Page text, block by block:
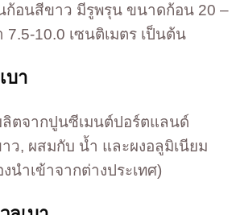
ก้อนสีขาว มีรูพรุน ขนาดก้อน 20 –
7.5-10.0 เซนติเมตร เป็นต้น
บา
ลิตจากปูนซีเมนต์ปอร์ตแลนด์
ว, ผสมกับ น้ำ และผงอลูมิเนียม
นำเข้าจากต่างประเทศ)